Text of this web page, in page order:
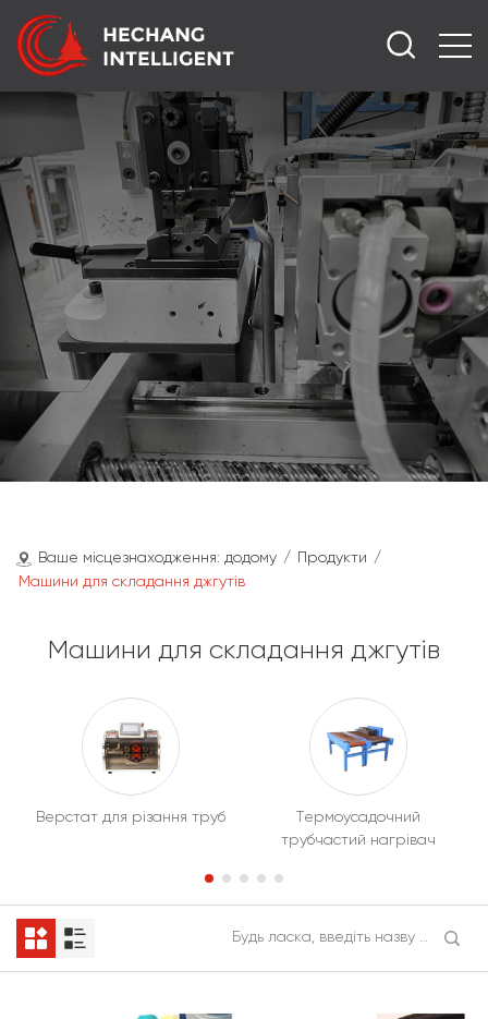
Ваше місцезнаходження: додому / Продукти /
Машини для складання джгутів
Машини для складання джгутів
Верстат для різання труб
Термоусадочний
трубчастий нагрівач